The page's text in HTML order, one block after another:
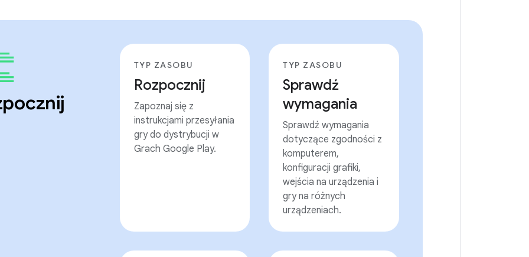
TYP ZASOBU
Rozpocznij
Zapoznaj się z
instrukcjami przesyłania
gry do dystrybucji w
Grach Google Play.
TYP ZASOBU
Sprawdź
wymagania
Sprawdź wymagania
dotyczące zgodności z
komputerem,
konfiguracji grafiki,
wejścia na urządzenia i
gry na różnych
urządzeniach.